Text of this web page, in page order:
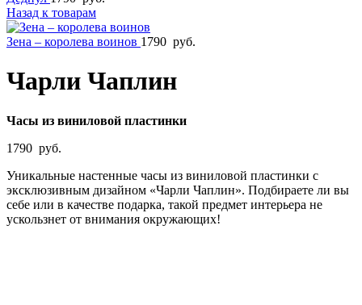
Назад к товарам
Зена – королева воинов 1790 руб.
Чарли Чаплин
Часы из виниловой пластинки
1790 руб.
Уникальные настенные часы из виниловой пластинки с
эксклюзивным дизайном «Чарли Чаплин». Подбираете ли вы
себе или в качестве подарка, такой предмет интерьера не
ускользнет от внимания окружающих!